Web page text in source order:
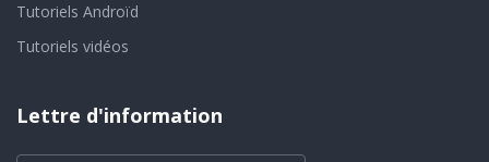
Tutoriels Androïd
Tutoriels vidéos
Lettre d'information